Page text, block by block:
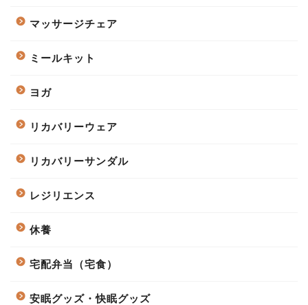
マッサージチェア
ミールキット
ヨガ
リカバリーウェア
リカバリーサンダル
レジリエンス
休養
宅配弁当（宅食）
安眠グッズ・快眠グッズ